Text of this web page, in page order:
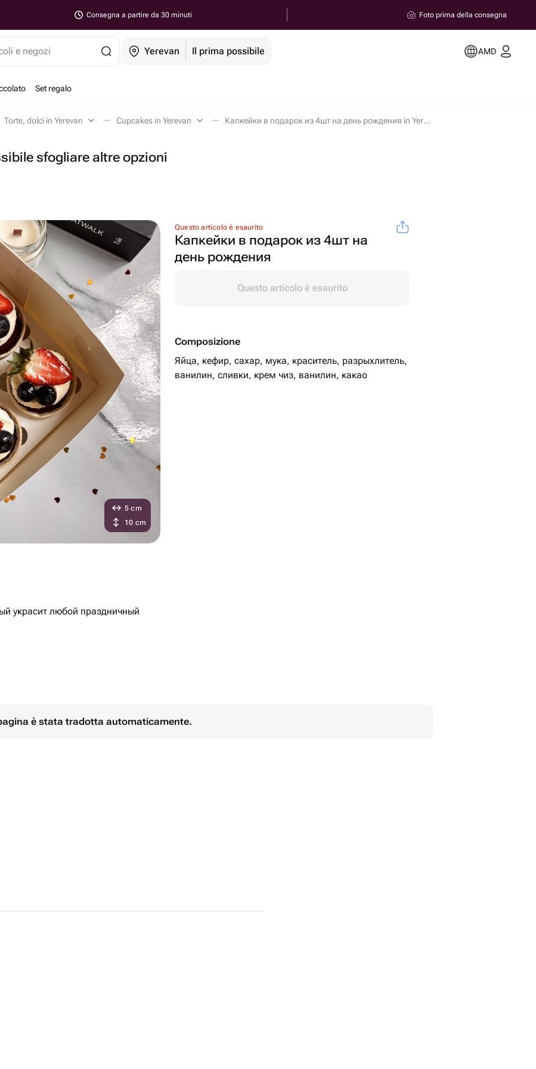
Consegna a partire da 30 minuti Foto prima della consegna
e negozi Yerevan Il prima possibile AMD
Set regalo
Torte, dolci in Yerevan Cupcakes in Yerevan Капкейки в подарок из 4шт на день рождения in Yerevan
sfogliare altre opzioni
Questo articolo è esaurito
Капкейки в подарок из 4шт на
день рождения
Questo articolo è esaurito
Composizione
Яйца, кефир, сахар, мука, краситель, разрыхлитель,
ванилин, сливки, крем чиз, ванилин, какао
5 cm
10 cm
на выбор, которые
è stata tradotta automaticamente.